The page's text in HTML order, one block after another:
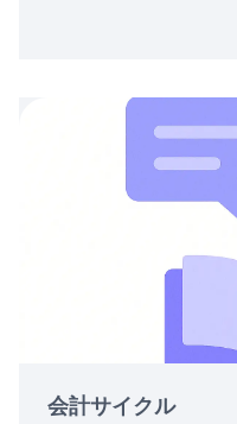
会計サイクル